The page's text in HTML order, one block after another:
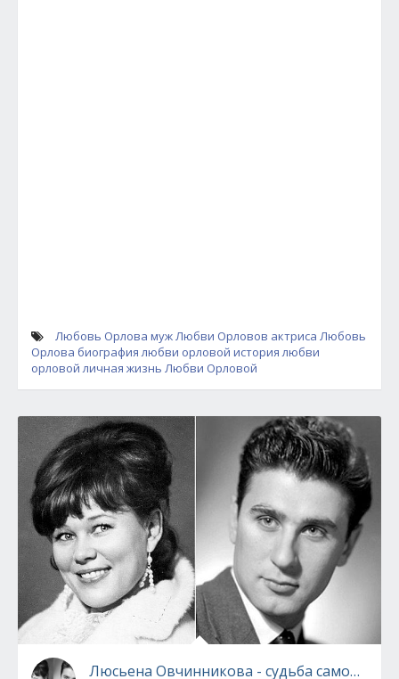
Любовь Орлова муж Любви Орловов актриса Любовь
Орлова биография любви орловой история любви
орловой личная жизнь Любви Орловой
Люсьена Овчинникова - судьба самой